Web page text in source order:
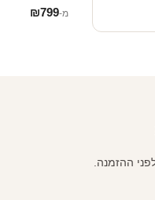
מ‑ ₪799
ההזמנה.